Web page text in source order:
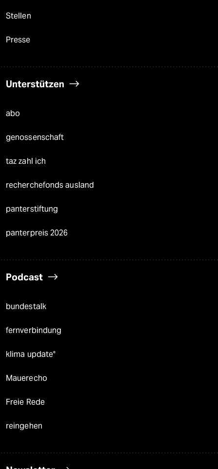
Stellen
Presse
Unterstützen
abo
genossenschaft
taz zahl ich
recherchefonds ausland
panterstiftung
panterpreis 2026
Podcast
bundestalk
fernverbindung
klima update°
Mauerecho
Freie Rede
reingehen